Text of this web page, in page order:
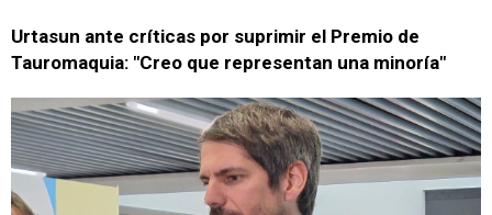
Urtasun ante críticas por suprimir el Premio de
Tauromaquia: "Creo que representan una minoría"